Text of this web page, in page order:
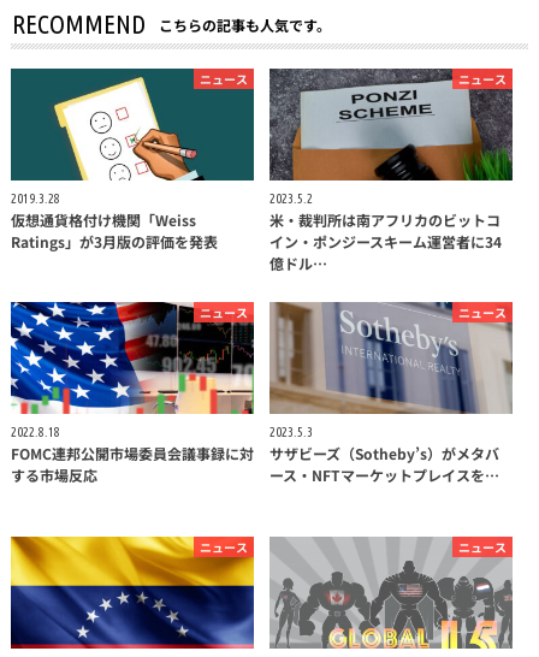
RECOMMEND こちらの記事も人気です。
ニュース
2019.3.28
仮想通貨格付け機関「Weiss
Ratings」が3月版の評価を発表
ニュース
2023.5.2
米・裁判所は南アフリカのビットコ
イン・ポンジースキーム運営者に34
億ドル…
ニュース
2022.8.18
FOMC連邦公開市場委員会議事録に対
する市場反応
ニュース
2023.5.3
サザビーズ（Sotheby’s）がメタバ
ース・NFTマーケットプレイスを…
ニュース ニュース